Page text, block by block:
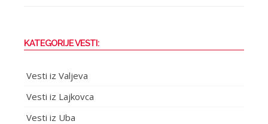
KATEGORIJE VESTI:
Vesti iz Valjeva
Vesti iz Lajkovca
Vesti iz Uba